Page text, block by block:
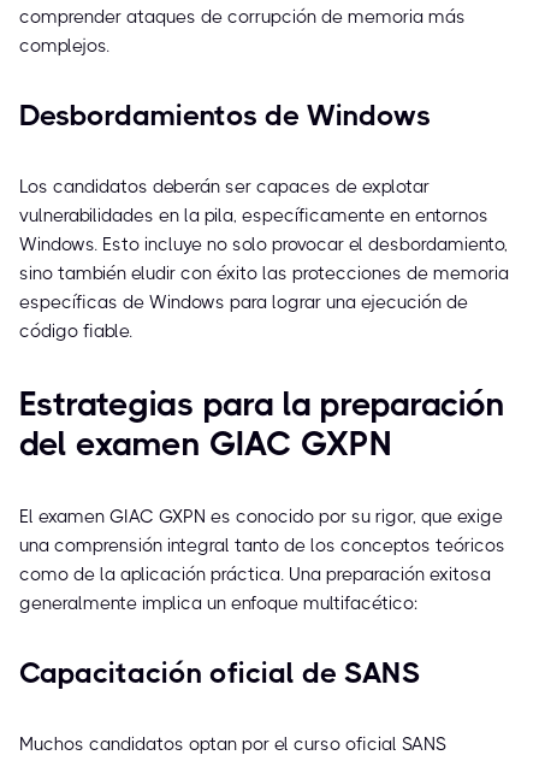
comprender ataques de corrupción de memoria más
complejos.
Desbordamientos de Windows
Los candidatos deberán ser capaces de explotar
vulnerabilidades en la pila, específicamente en entornos
Windows. Esto incluye no solo provocar el desbordamiento,
sino también eludir con éxito las protecciones de memoria
específicas de Windows para lograr una ejecución de
código fiable.
Estrategias para la preparación
del examen GIAC GXPN
El examen GIAC GXPN es conocido por su rigor, que exige
una comprensión integral tanto de los conceptos teóricos
como de la aplicación práctica. Una preparación exitosa
generalmente implica un enfoque multifacético:
Capacitación oficial de SANS
Muchos candidatos optan por el curso oficial SANS